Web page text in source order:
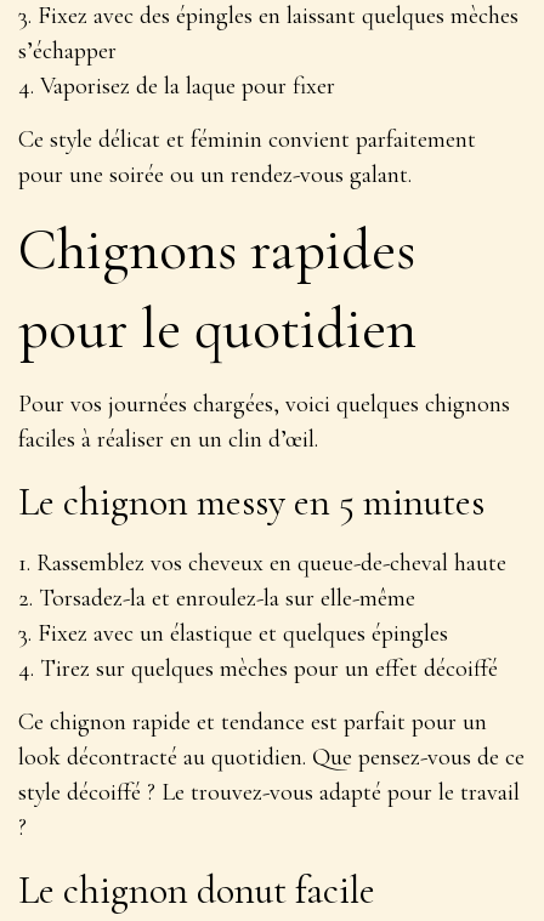
3. Fixez avec des épingles en laissant quelques mèches
s’échapper
4. Vaporisez de la laque pour fixer
Ce style délicat et féminin convient parfaitement
pour une soirée ou un rendez-vous galant.
Chignons rapides
pour le quotidien
Pour vos journées chargées, voici quelques chignons
faciles à réaliser en un clin d’œil.
Le chignon messy en 5 minutes
1. Rassemblez vos cheveux en queue-de-cheval haute
2. Torsadez-la et enroulez-la sur elle-même
3. Fixez avec un élastique et quelques épingles
4. Tirez sur quelques mèches pour un effet décoiffé
Ce chignon rapide et tendance est parfait pour un
look décontracté au quotidien. Que pensez-vous de ce
style décoiffé ? Le trouvez-vous adapté pour le travail
?
Le chignon donut facile